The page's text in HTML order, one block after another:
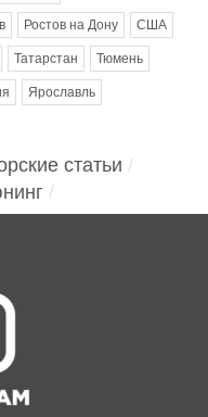
Ростов на Дону США
Татарстан Тюмень
Ярославль
статьи